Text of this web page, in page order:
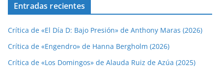
Entradas recientes
Crítica de «El Día D: Bajo Presión» de Anthony Maras (2026)
Crítica de «Engendro» de Hanna Bergholm (2026)
Crítica de «Los Domingos» de Alauda Ruiz de Azúa (2025)